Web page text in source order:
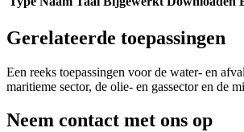
Gerelateerde toepassingen
Een reeks toepassingen voor de water- en
maritieme sector, de olie- en gassector en de
Neem contact met ons op